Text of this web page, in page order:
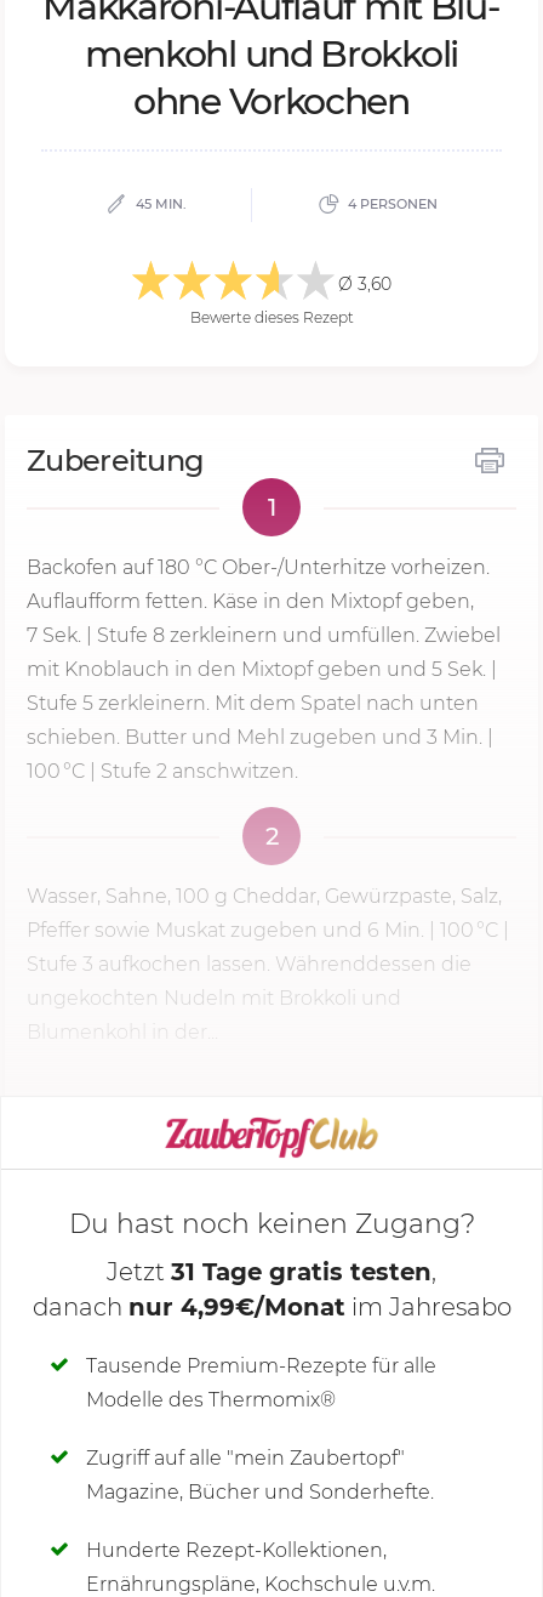
men­kohl und Brok­ko­li
ohne Vor­ko­chen
45 MIN. 4 PERSONEN
Ø 3,60
Bewerte dieses Rezept
Zubereitung
1
Backofen auf180 °C Ober-/Unterhitze vorheizen.
Auflaufform fetten. Käse in den Mixtopf geben,
7 Sek.
Stufe 8 zerkleinern und umfüllen. Zwiebel
mit Knoblauch in den Mixtopf geben und 5 Sek. |
Stufe 5 zerkleinern. Mit dem Spatel nach unten
schieben. Butter und Mehl zugeben und 3 Min.
100 °C | Stufe 2 anschwitzen.
2
Wasser, Sahne, 100 g Cheddar, Gewürzpaste, Salz,
Pfeffer sowie Muskat zugeben und 6 Min. | 100 °C |
Stufe 3 aufkochen lassen. Währenddessen die
ungekochten Nudeln mit Brokkoli und
Blumenkohl in der...
KOCHMODUS STARTEN
Deine Notizen
Du hast noch keinen Zugang?
Jetzt 31 Tage gratis testen,
danach nur 4,99€/Monat im Jahresabo
Tausende Premium-Rezepte für alle
Modelle des Thermomix®
Zugriff auf alle "mein Zaubertopf"
Magazine, Bücher und Sonderhefte.
Hunderte Rezept-Kollektionen,
Ernährungspläne, Kochschule u.v.m.
Kommentare(6)